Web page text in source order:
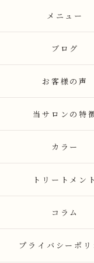
メニュー
ブログ
お客様の声
当サロンの特
カラー
トリートメント
コラム
プライバシーポリ